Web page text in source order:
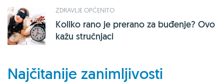
ZDRAVLJE OPĆENITO
Koliko rano je prerano za buđenje? Ovo
kažu stručnjaci
Najčitanije zanimljivosti